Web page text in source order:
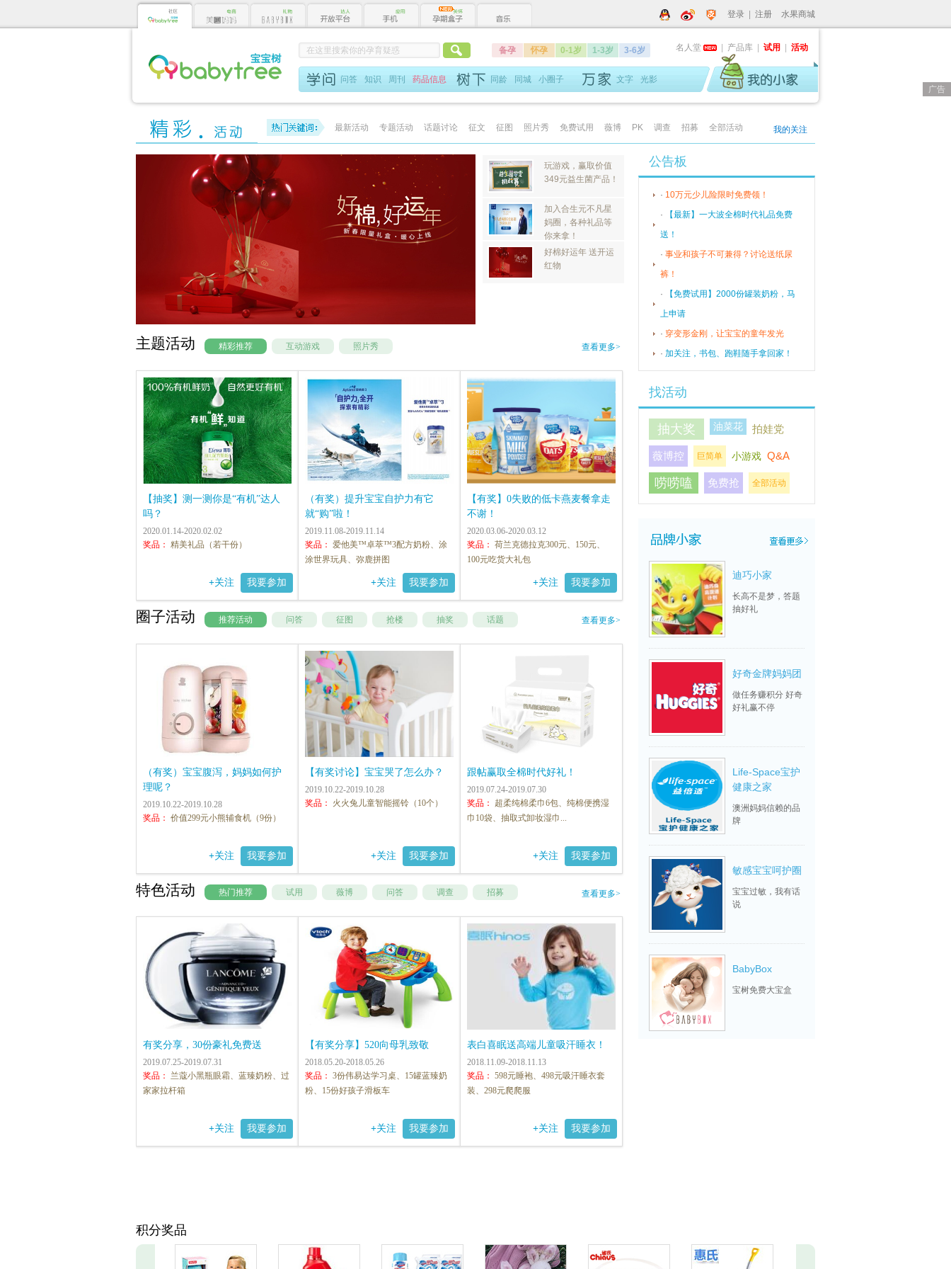
登录 注册 水果商城
广告
备孕 怀孕 0-1岁 1-3岁 3-6岁 名人堂 产品库 试用 活动
问答 知识 周刊 药品信息 同龄 同城 小圈子 文字 光影
我的关注
最新活动 专题活动 话题讨论 征文 征图 照片秀 免费试用 薇博 PK 调查 招募 全部活动
玩游戏，赢取价值
349元益生菌产品！
加入合生元不凡星
妈圈，各种礼品等
你来拿！
好棉好运年 送开运
红物
主题活动 精彩推荐 互动游戏 照片秀 查看更多>
【抽奖】测一测你是“有机”达人
吗？
2020.01.14-2020.02.02
奖品： 精美礼品（若干份）
+关注 我要参加
（有奖）提升宝宝自护力有它
就“购”啦！
2019.11.08-2019.11.14
奖品： 爱他美™卓萃™3配方奶粉、涂
涂世界玩具、弥鹿拼图
+关注 我要参加
【有奖】0失败的低卡燕麦餐拿走
不谢！
2020.03.06-2020.03.12
奖品： 荷兰克德拉克300元、150元、
100元吃货大礼包
+关注 我要参加
圈子活动 推荐活动 问答 征图 抢楼 抽奖 话题 查看更多>
（有奖）宝宝腹泻，妈妈如何护
理呢？
2019.10.22-2019.10.28
奖品： 价值299元小熊辅食机（9份）
+关注 我要参加
【有奖讨论】宝宝哭了怎么办？
2019.10.22-2019.10.28
奖品：
火火兔儿童智能摇铃（10个）
+关注 我要参加
跟帖赢取全棉时代好礼！
2019.07.24-2019.07.30
奖品：
超柔纯棉柔巾6包、纯棉便携湿
巾10袋、抽取式卸妆湿巾...
+关注 我要参加
特色活动 热门推荐 试用 薇博 问答 调查 招募 查看更多>
有奖分享，30份豪礼免费送
2019.07.25-2019.07.31
奖品：
兰蔻小黑瓶眼霜、蓝臻奶粉、过
家家拉杆箱
+关注 我要参加
【有奖分享】520向母乳致敬
2018.05.20-2018.05.26
奖品： 3份伟易达学习桌、15罐蓝臻奶
粉、15份好孩子滑板车
+关注 我要参加
表白喜眠送高端儿童吸汗睡衣！
2018.11.09-2018.11.13
奖品： 598元睡袍、498元吸汗睡衣套
装、298元爬爬服
+关注 我要参加
公告板
· 10万元少儿险限时免费领！
·
【最新】一大波全棉时代礼品免费
送！
· 事业和孩子不可兼得？讨论送纸尿
裤！
·
【免费试用】2000份罐装奶粉，马
上申请
· 穿变形金刚，让宝宝的童年发光
· 加关注，书包、跑鞋随手拿回家！
找活动
抽大奖 油菜花 拍娃党
薇博控 巨简单 小游戏 Q&A
唠唠嗑 免费抢 全部活动
合生元法式妈妈
学院
迪巧小家
长高不是梦，答题
抽好礼
好奇金牌妈妈团
做任务赚积分 好奇
好礼赢不停
Life-Space宝护
健康之家
澳洲妈妈信赖的品
牌
敏感宝宝呵护圈
宝宝过敏，我有话
说
BabyBox
宝树免费大宝盒
喜宝小家
积分奖品